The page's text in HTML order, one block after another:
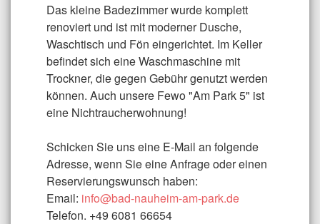
Das kleine Badezimmer wurde komplett
renoviert und ist mit moderner Dusche,
Waschtisch und Fön eingerichtet. Im Keller
befindet sich eine Waschmaschine mit
Trockner, die gegen Gebühr genutzt werden
können. Auch unsere Fewo "Am Park 5" ist
eine Nichtraucherwohnung!
Schicken Sie uns eine E-Mail an folgende
Adresse, wenn Sie eine Anfrage oder einen
Reservierungswunsch haben:
Email: info@bad-nauheim-am-park.de
Telefon. +49 6081 66654